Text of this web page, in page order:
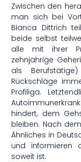
Zwischen den
man sich bei
Bianca Dittrich
beide selbst
alle mit ihrer
zehnjährige
als
Rückschläge
Profiliga.
hindert, dem
bleiben. Nach
Ähnliches in
und informieren
soweit ist.